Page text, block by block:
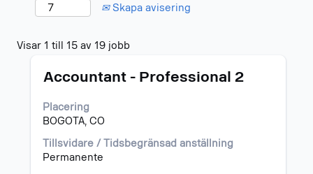
Skapa avisering
Visar 1 till 15 av 19 jobb
"colombia".
av
Titel
Accountant - Professional 2
Placering
BOGOTA, CO
Tillsvidare / Tidsbegränsad anställning
Permanente
Klicka
blankstegstangenten
för
visa
allt